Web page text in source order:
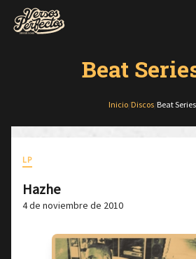
Beat
Inicio/ Discos/ Beat
LP
Hazhe
4 de noviembre de 2010